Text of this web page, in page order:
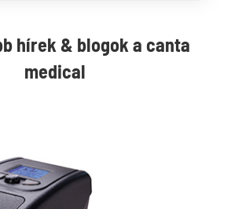
hírek & blogok a canta
medical